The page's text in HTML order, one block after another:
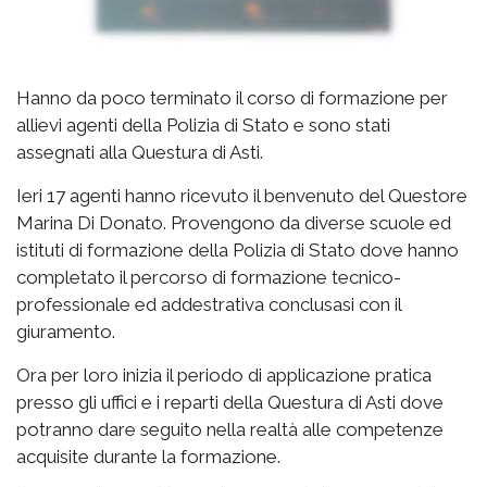
Hanno da poco terminato il corso di formazione per
allievi agenti della Polizia di Stato e sono stati
assegnati alla Questura di Asti.
Ieri 17 agenti hanno ricevuto il benvenuto del Questore
Marina Di Donato. Provengono da diverse scuole ed
istituti di formazione della Polizia di Stato dove hanno
completato il percorso di formazione tecnico-
professionale ed addestrativa conclusasi con il
giuramento.
Ora per loro inizia il periodo di applicazione pratica
presso gli uffici e i reparti della Questura di Asti dove
potranno dare seguito nella realtà alle competenze
acquisite durante la formazione.